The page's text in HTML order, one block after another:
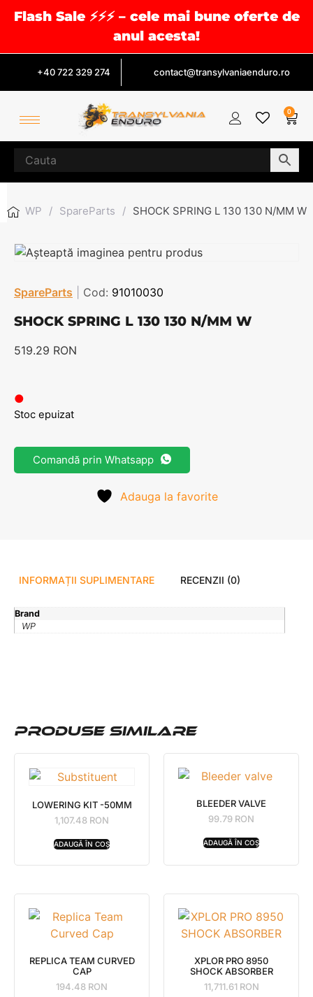
Flash Sale ⚡⚡⚡ – cele mai bune oferte de
anul acesta!
+40 722 329 274 contact@transylvaniaenduro.ro
0
WP / SpareParts / SHOCK SPRING L 130 130 N/MM W
SpareParts Cod: 91010030
SHOCK SPRING L 130 130 N/MM W
519.29 RON
●
Stoc epuizat
Comandă prin Whatsapp
Adauga la favorite
INFORMAȚII SUPLIMENTARE RECENZII (0)
Brand
WP
PRODUSE SIMILARE
LOWERING KIT -50MM
1,107.48 RON
ADAUGĂ ÎN COȘ
BLEEDER VALVE
99.79 RON
ADAUGĂ ÎN COȘ
REPLICA TEAM CURVED
CAP
194.48 RON
XPLOR PRO 8950
SHOCK ABSORBER
11,711.61 RON